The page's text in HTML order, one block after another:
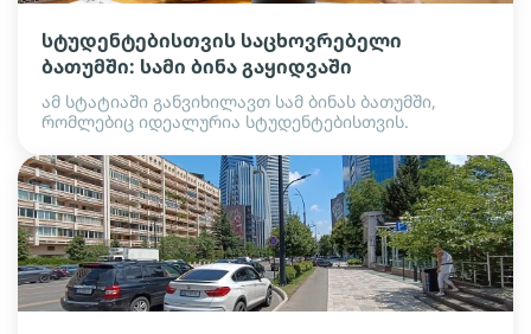
სტუდენტებისთვის საცხოვრებელი
ბათუმში: სამი ბინა გაყიდვაში
ამ სტატიაში განვიხილავთ სამ ბინას ბათუმში,
რომლებიც იდეალურია სტუდენტებისთვის.